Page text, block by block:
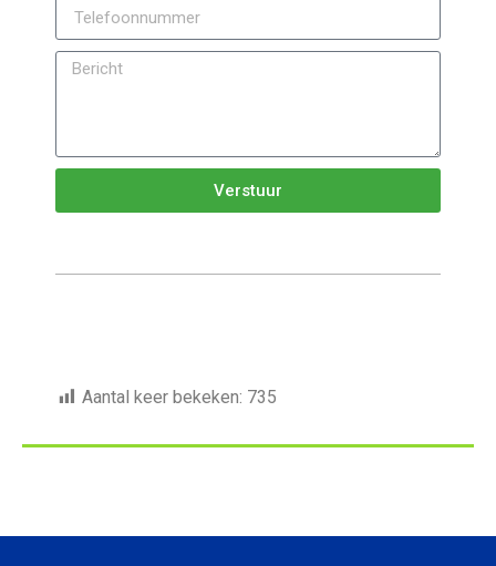
Verstuur
Aantal keer bekeken: 735